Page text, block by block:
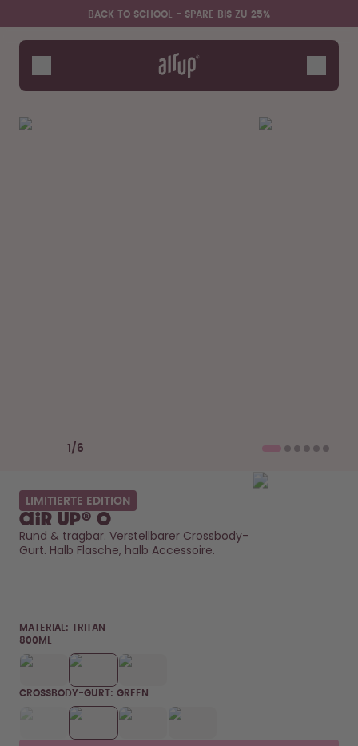
Zum Hauptinhalt springen
Erklärung zur BarrierefreiheitBACK TO SCHOOL - SPARE BIS ZU 25%
Flaschen
Duft-Pods
Hilfe & FAQ
1 / 6
LIMITIERTE EDITION
air up® O
Rund & tragbar. Verstellbarer Crossbody-
Gurt. Halb Flasche, halb Accessoire.
MATERIAL: TRITAN
800ML
CROSSBODY-GURT: GREEN